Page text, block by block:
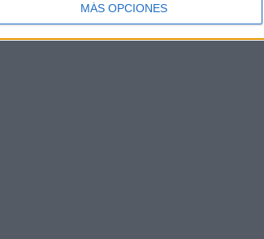
MÁS OPCIONES